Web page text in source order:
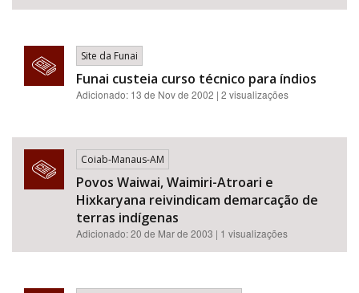
Site da Funai
Funai custeia curso técnico para índios
Adicionado: 13 de Nov de 2002 | 2 visualizações
Coiab-Manaus-AM
Povos Waiwai, Waimiri-Atroari e
Hixkaryana reivindicam demarcação de
terras indígenas
Adicionado: 20 de Mar de 2003 | 1 visualizações